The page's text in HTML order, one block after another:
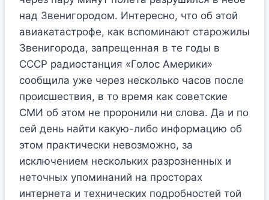
над Звенигородом. Интересно, что об этой
авиакатастрофе, как вспоминают старожилы
Звенигорода, запрещенная в те годы в
СССР радиостанция «Голос Америки»
сообщила уже через несколько часов после
происшествия, в то время как советские
СМИ об этом не проронили ни слова. Да и по
сей день найти какую-либо информацию об
этом практически невозможно, за
исключением нескольких разрозненных и
неточных упоминаний на просторах
интернета и технических подробностей той